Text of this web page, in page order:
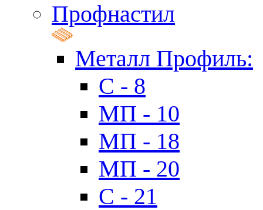
Профнастил
Металл Профиль:
C - 8
МП - 10
МП - 18
МП - 20
C - 21